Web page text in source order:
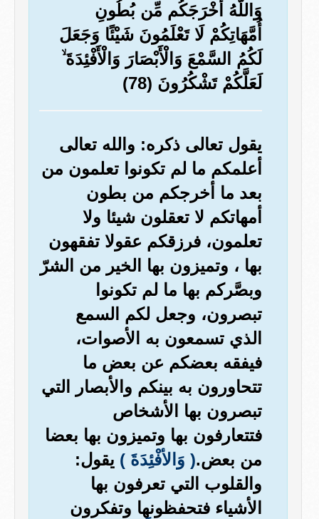
وَاللَّهُ أَخْرَجَكُم مِّن بُطُونِ
أُمَّهَاتِكُمْ لَا تَعْلَمُونَ شَيْئًا وَجَعَلَ
لَكُمُ السَّمْعَ وَالْأَبْصَارَ وَالْأَفْئِدَةَ ۙ
لَعَلَّكُمْ تَشْكُرُونَ (78)
يقول تعالى ذكره: والله تعالى
أعلمكم ما لم تكونوا تعلمون من
بعد ما أخرجكم من بطون
أمهاتكم لا تعقلون شيئا ولا
تعلمون، فرزقكم عقولا تفقهون
بها ، وتميزون بها الخير من الشرّ
وبصَّركم بها ما لم تكونوا
تبصرون، وجعل لكم السمع
الذي تسمعون به الأصوات،
فيفقه بعضكم عن بعض ما
تتحاورون به بينكم والأبصار التي
تبصرون بها الأشخاص
فتتعارفون بها وتميزون بها بعضا
من بعض.( وَالأفْئِدَةَ ) يقول:
والقلوب التي تعرفون بها
الأشياء فتحفظونها وتفكرون